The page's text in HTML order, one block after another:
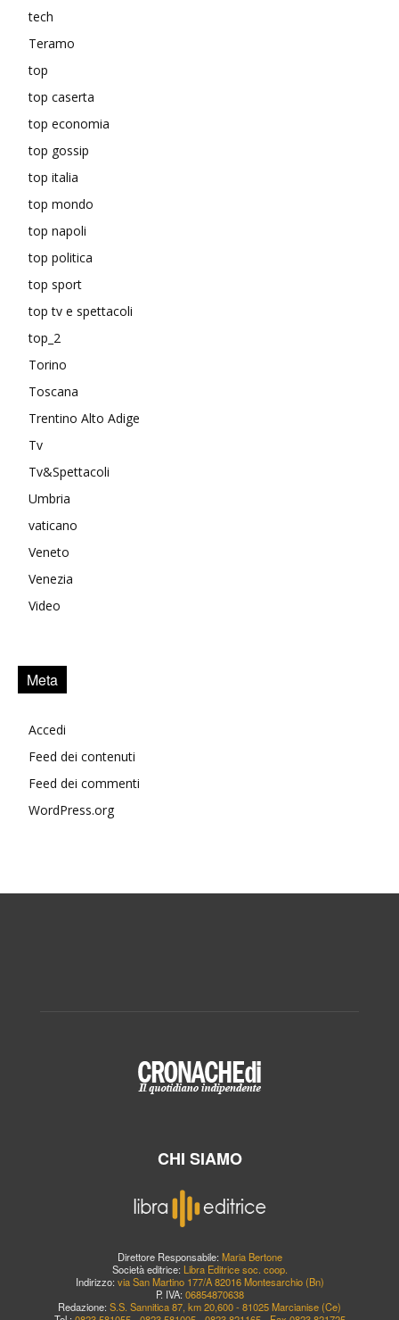
tech
Teramo
top
top caserta
top economia
top gossip
top italia
top mondo
top napoli
top politica
top sport
top tv e spettacoli
top_2
Torino
Toscana
Trentino Alto Adige
Tv
Tv&Spettacoli
Umbria
vaticano
Veneto
Venezia
Video
Meta
Accedi
Feed dei contenuti
Feed dei commenti
WordPress.org
CHI SIAMO
Direttore Responsabile: Maria Bertone
Società editrice: Libra Editrice soc. coop.
Indirizzo: via San Martino 177/A 82016 Montesarchio (Bn)
P. IVA: 06854870638
Redazione: S.S. Sannitica 87, km 20,600 - 81025 Marcianise (Ce)